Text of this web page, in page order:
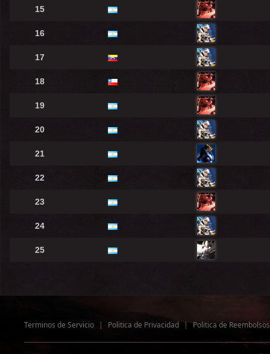
15
16
17
18
19
20
21
22
23
24
25
Terminos de Servicio | Politica de Privacidad | Politica de Reembolsos